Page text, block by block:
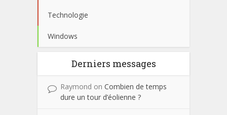
Technologie
Windows
Derniers messages
Raymond on Combien de temps
dure un tour d’éolienne ?